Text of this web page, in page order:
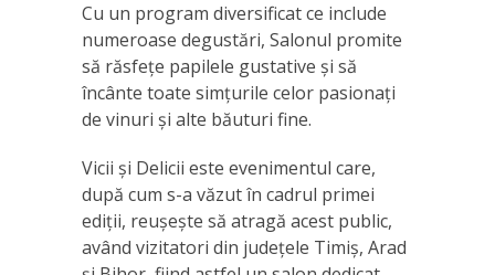
Cu un program diversificat ce include
numeroase degustări, Salonul promite
să răsfețe papilele gustative și să
încânte toate simțurile celor pasionați
de vinuri și alte băuturi fine.
Vicii și Delicii este evenimentul care,
după cum s-a văzut în cadrul primei
ediții, reușește să atragă acest public,
având vizitatori din județele Timiș, Arad